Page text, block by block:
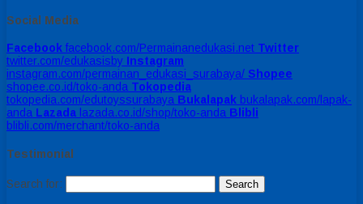
Social Media
Facebook facebook.com/Permainanedukasi.net Twitter
twitter.com/edukasisby Instagram
instagram.com/permainan_edukasi_surabaya/ Shopee
shopee.co.id/toko-anda Tokopedia
tokopedia.com/edutoyssurabaya Bukalapak bukalapak.com/lapak-
anda Lazada lazada.co.id/shop/toko-anda Blibli
blibli.com/merchant/toko-anda
Testimonial
Search for: